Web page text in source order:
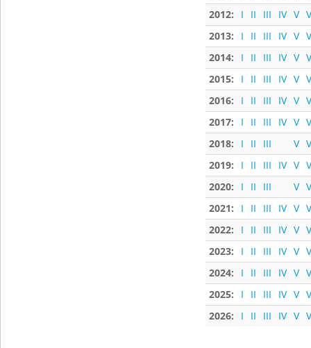
2012:
I II III IV V
2013:
I II III IV V
2014:
I II III IV V
2015:
I II III IV V
2016:
I II III IV V
2017:
I II III IV V
2018:
I II III V
2019:
I II III IV V
2020:
I II III V
2021:
I II III IV V
2022:
I II III IV V
2023:
I II III IV V
2024:
I II III IV V
2025:
I II III IV V
2026:
I II III IV V